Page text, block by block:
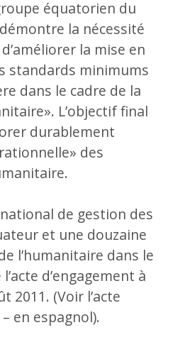
équatorien du
la nécessité
la mise en
standards minimums
dans le cadre de la
L’objectif final
durablement
des
de gestion des
et une douzaine
l’humanitaire dans le
d’engagement à
2011. (Voir l’acte
en espagnol).